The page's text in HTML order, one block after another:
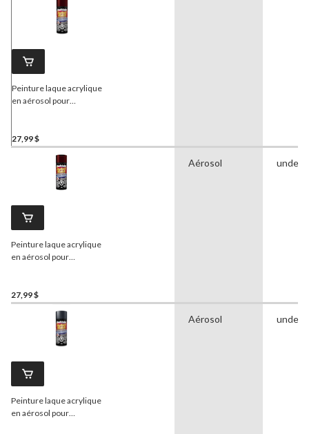
Peinture laque acrylique
en aérosol pour
Perfect Match, rouge
grenat foncé métallisé (76,
WA 8984), 227 g
27,99 $
Peinture laque acrylique
en aérosol pour
Perfect Match, rouge
grenat foncé métallisé (76,
WA 9154), 227 g
27,99 $
Aérosol
Peinture laque acrylique
en aérosol pour
Aérosol